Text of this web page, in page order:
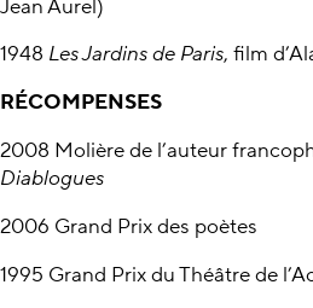
Jean Aurel)
1948 Les Jardins de Paris, film
RÉCOMPENSES
2008 Molière de l’auteur
Diablogues
2006 Grand Prix des poètes
1995 Grand Prix du Théâtre de